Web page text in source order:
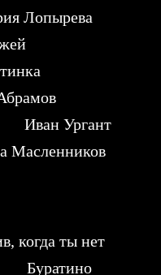
Лопырева
Иван Ургант
Масленников
когда ты нет
Буратино